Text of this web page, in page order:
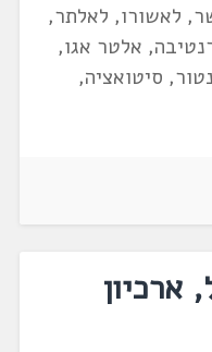
לאשורו, לאלתר,
אלטר אגו,
סיטואציה,
ארכיון